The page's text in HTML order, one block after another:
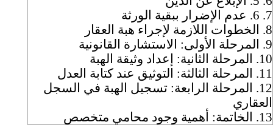
7. 6. عدم الإضرار ببقية الورثة
8.
الخطوات اللازمة لإجراء هبة العقار
9.
المرحلة الأولى: الاستشارة القانونية
10.
المرحلة الثانية: إعداد وثيقة الهبة
11.
المرحلة الثالثة: التوثيق عند كتابة العدل
12.
المرحلة الرابعة: تسجيل الهبة في السجل
العقاري
13.
الخاتمة: أهمية وجود محامي متخصص